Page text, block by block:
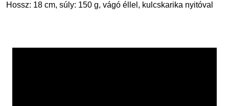
Hossz: 18 cm, súly: 150 g, vágó éllel, kulcskarika nyitóval